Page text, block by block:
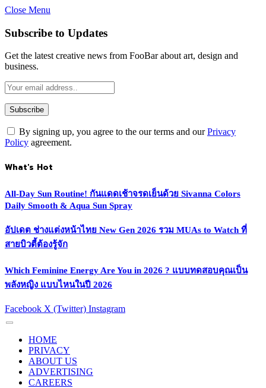
Close Menu
Subscribe to Updates
Get the latest creative news from FooBar about art, design and
business.
By signing up, you agree to the our terms and ourPrivacy
Policy agreement.
What's Hot
All-Day Sun Routine! กันแดดเช้าจรดเย็นด้วย Sivanna Colors
Daily Smooth & Aqua Sun Spray
อัปเดต ช่างแต่งหน้าไทย New Gen 2026 รวม MUAs to Watch ที่
สายบิวตี้ต้องรู้จัก
Which Feminine Energy Are You in 2026 ? แบบทดสอบคุณเป็น
พลังหญิง แบบไหนในปี 2026
Facebook X (Twitter) Instagram
HOME
PRIVACY
ABOUT US
ADVERTISING
CAREERS